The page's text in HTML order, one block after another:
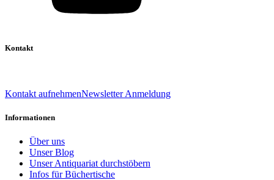
Kontakt
Kontakt aufnehmenNewsletter Anmeldung
Informationen
Über uns
Unser Blog
Unser Antiquariat durchstöbern
Infos für Büchertische